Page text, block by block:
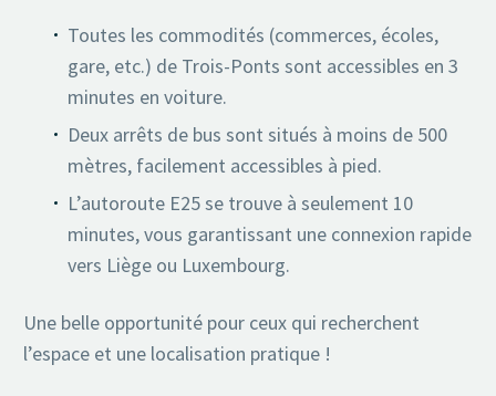
Toutes les commodités (commerces, écoles,
gare, etc.) de Trois-Ponts sont accessibles en 3
minutes en voiture.
Deux arrêts de bus sont situés à moins de 500
mètres, facilement accessibles à pied.
L’autoroute E25 se trouve à seulement 10
minutes, vous garantissant une connexion rapide
vers Liège ou Luxembourg.
Une belle opportunité pour ceux qui recherchent
l’espace et une localisation pratique !